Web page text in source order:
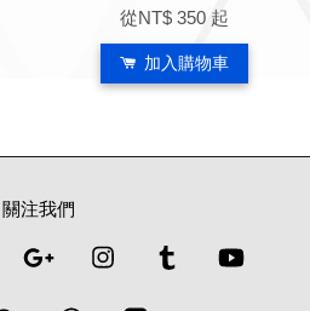
從NT$ 350 起
加入購物車
關注我們
Pinterest Google Instagram Tumblr